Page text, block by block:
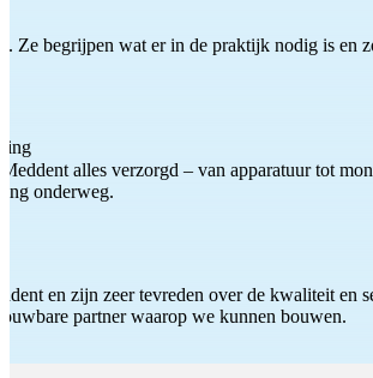
Ze begrijpen wat er in de praktijk nodig is en
alles verzorgd – van apparatuur tot
onderweg.
en zijn zeer tevreden over de kwaliteit en
partner waarop we kunnen bouwen.